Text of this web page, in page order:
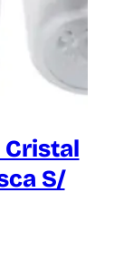
Cristal
S/